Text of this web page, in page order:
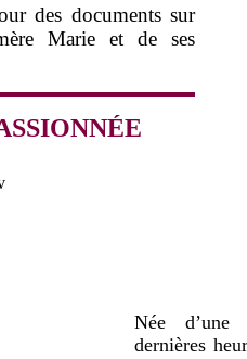
des documents sur
Marie et de ses
Née d’une
dernières